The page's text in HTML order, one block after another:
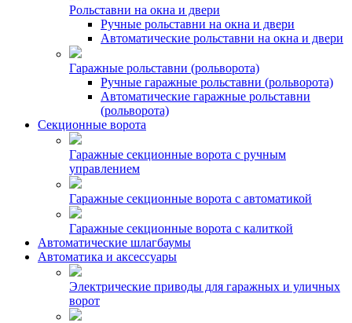
Рольставни на окна и двери
Ручные рольставни на окна и двери
Автоматические рольставни на окна и двери
Гаражные рольставни (рольворота)
Ручные гаражные рольставни (рольворота)
Автоматические гаражные рольставни
(рольворота)
Секционные ворота
Гаражные секционные ворота с ручным
управлением
Гаражные секционные ворота с автоматикой
Гаражные секционные ворота с калиткой
Автоматические шлагбаумы
Автоматика и аксессуары
Электрические приводы для гаражных и уличных
ворот